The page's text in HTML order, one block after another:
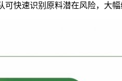
快速识别原料潜在风险，大